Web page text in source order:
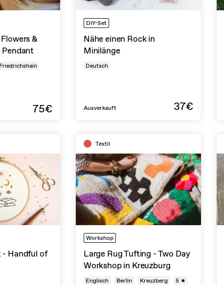
&
Pendant
Friedrichshain
75€
DIY-Set
Nähe einen Rock in
Minilänge
Deutsch
Ausverkauft 37€
- Handful of
Textil
Workshop
Large Rug Tufting - Two Day
Workshop in Kreuzburg
Englisch Berlin Kreuzberg
5 ★